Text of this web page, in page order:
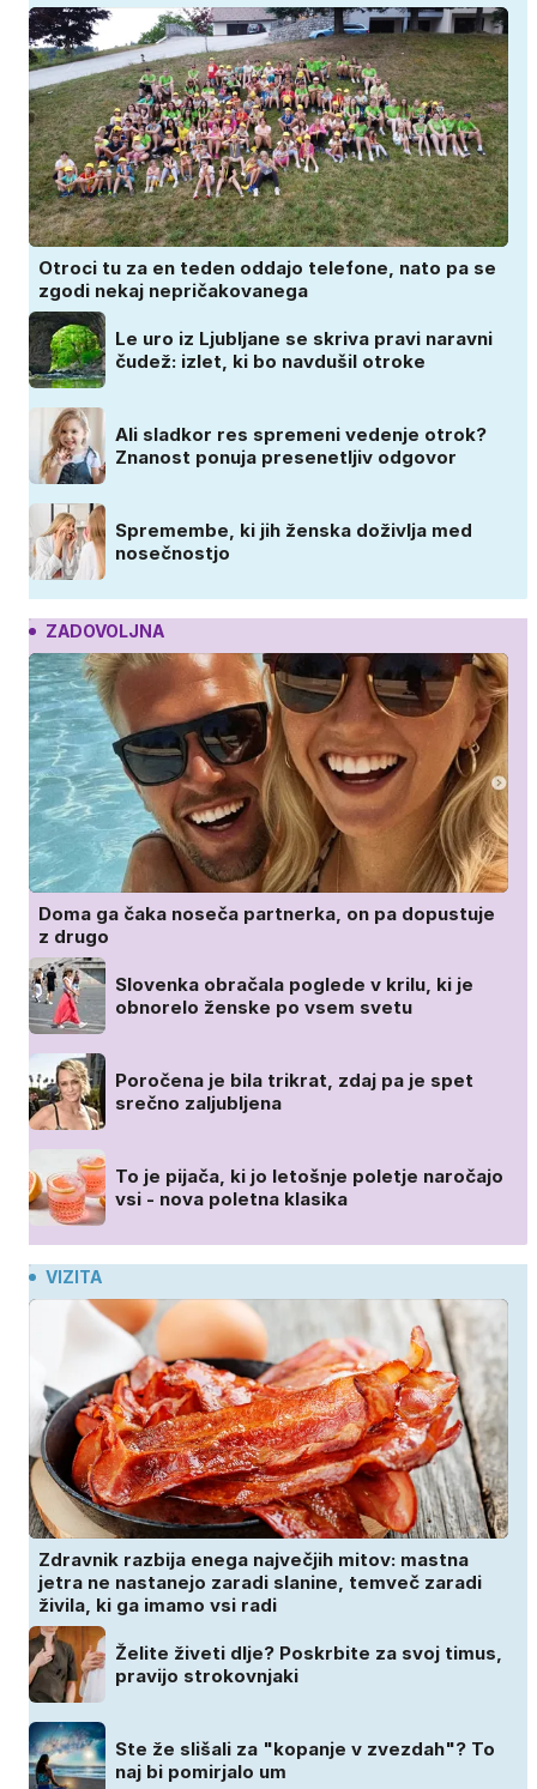
Otroci tu za en teden oddajo telefone, nato pa se
zgodi nekaj nepričakovanega
Le uro iz Ljubljane se skriva pravi naravni
čudež: izlet, ki bo navdušil otroke
Ali sladkor res spremeni vedenje otrok?
Znanost ponuja presenetljiv odgovor
Spremembe, ki jih ženska doživlja med
nosečnostjo
ZADOVOLJNA
Doma ga čaka noseča partnerka, on pa dopustuje
z drugo
Slovenka obračala poglede v krilu, ki je
obnorelo ženske po vsem svetu
Poročena je bila trikrat, zdaj pa je spet
srečno zaljubljena
To je pijača, ki jo letošnje poletje naročajo
vsi - nova poletna klasika
VIZITA
Zdravnik razbija enega največjih mitov: mastna
jetra ne nastanejo zaradi slanine, temveč zaradi
živila, ki ga imamo vsi radi
Želite živeti dlje? Poskrbite za svoj timus,
pravijo strokovnjaki
Ste že slišali za "kopanje v zvezdah"? To
naj bi pomirjalo um